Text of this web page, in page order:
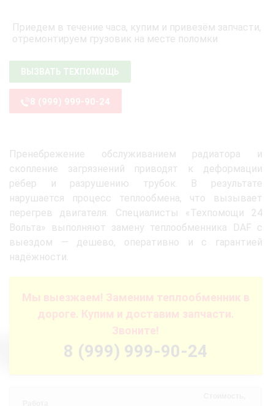
Приедем в течение часа, купим и привезём запчасти,
отремонтируем грузовик на месте поломки
ВЫЗВАТЬ ТЕХПОМОЩЬ
8 (999) 999-90-24
Пренебрежение обслуживанием радиатора и
скопление загрязнений приводят к деформации
рёбер и разрушению трубок. В результате
нарушается процесс теплообмена, что вызывает
перегрев двигателя. Специалисты «Техпомощи 24
Вольта» выполняют замену теплообменника DAF с
выездом — дешево, оперативно и с гарантией
надёжности.
Мы выезжаем! Заменим теплообменник в
дороге. Купим и доставим запчасти.
Звоните!
8 (999) 999-90-24